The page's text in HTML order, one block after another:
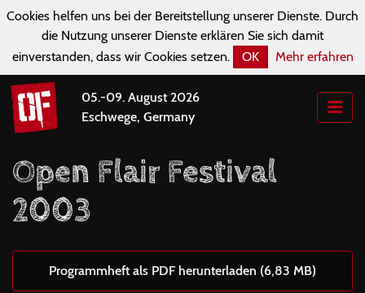
Cookies helfen uns bei der Bereitstellung unserer Dienste. Durch
die Nutzung unserer Dienste erklären Sie sich damit
einverstanden, dass wir Cookies setzen.
OK Mehr erfahren
05.-09. August 2026
Eschwege, Germany
Open Flair Festival
2003
Programmheft als PDF herunterladen (6,83 MB)